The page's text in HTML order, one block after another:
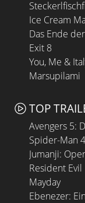
Ice Cream
Das Ende
Exit 8
You, Me &
Marsupilami
TOP
Avengers 5:
Spider-Man
Jumanji:
Resident Evil
Mayday
Ebenezer: